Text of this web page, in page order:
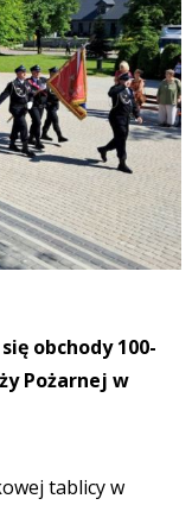
obchody 100-
Pożarnej w
tablicy w